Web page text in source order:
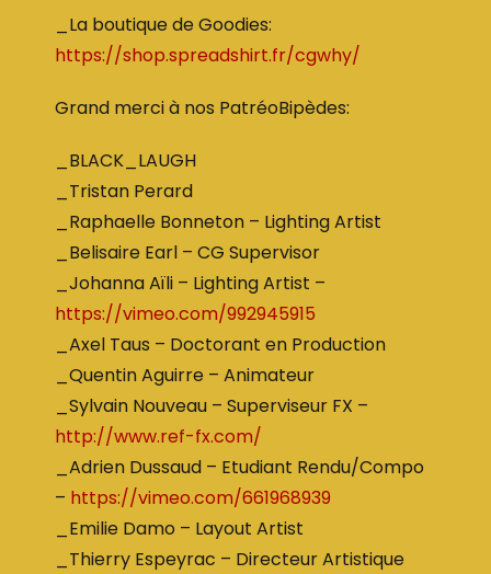
_La boutique de Goodies:
https://shop.spreadshirt.fr/cgwhy/
Grand merci à nos PatréoBipèdes:
_BLACK_LAUGH
_Tristan Perard
_Raphaelle Bonneton – Lighting Artist
_Belisaire Earl – CG Supervisor
_Johanna Aïli – Lighting Artist –
https://vimeo.com/992945915
_Axel Taus – Doctorant en Production
_Quentin Aguirre – Animateur
_Sylvain Nouveau – Superviseur FX –
http://www.ref-fx.com/
_Adrien Dussaud – Etudiant Rendu/Compo
– https://vimeo.com/661968939
_Emilie Damo – Layout Artist
_Thierry Espeyrac – Directeur Artistique